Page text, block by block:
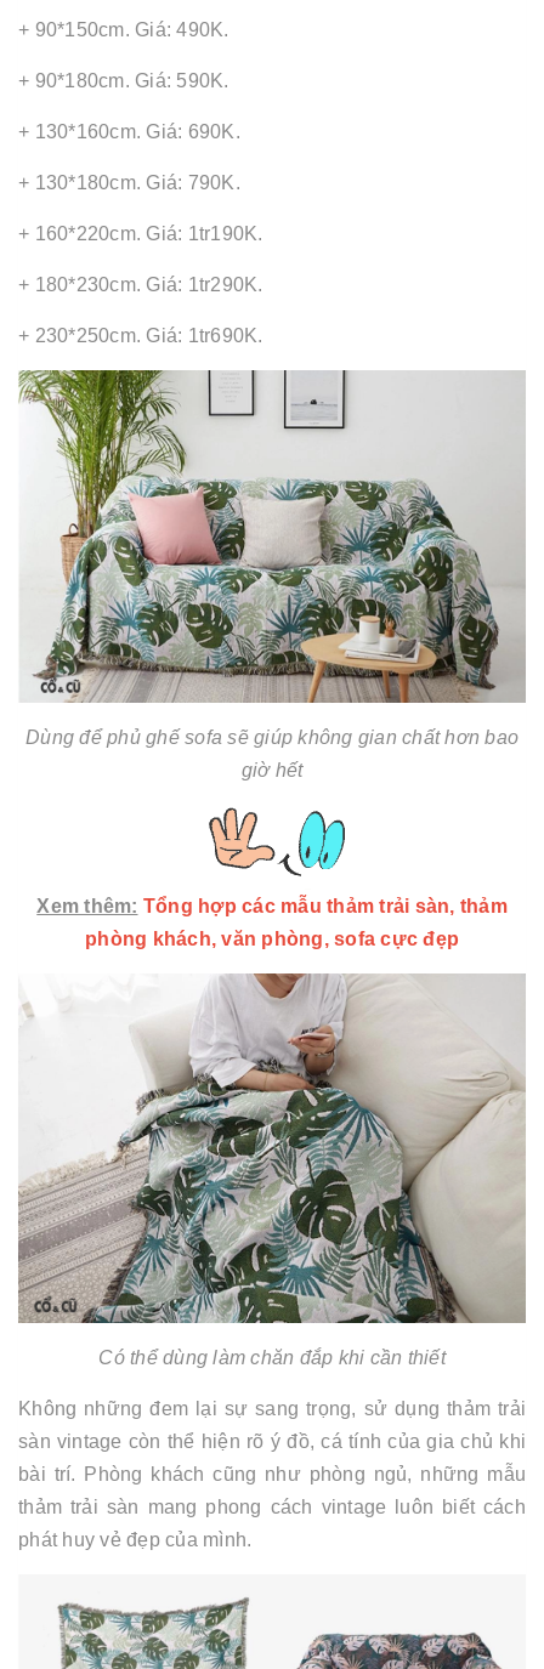
+ 90*150cm. Giá: 490K.
+ 90*180cm. Giá: 590K.
+ 130*160cm. Giá: 690K.
+ 130*180cm. Giá: 790K.
+ 160*220cm. Giá: 1tr190K.
+ 180*230cm. Giá: 1tr290K.
+ 230*250cm. Giá: 1tr690K.
Dùng để phủ ghế sofa sẽ giúp không gian chất hơn bao
giờ hết
Xem thêm: Tổng hợp các mẫu thảm trải sàn, thảm
phòng khách, văn phòng, sofa cực đẹp
Có thể dùng làm chăn đắp khi cần thiết
Không những đem lại sự sang trọng, sử dụng thảm trải
sàn vintage còn thể hiện rõ ý đồ, cá tính của gia chủ khi
bài trí. Phòng khách cũng như phòng ngủ, những mẫu
thảm trải sàn mang phong cách vintage luôn biết cách
phát huy vẻ đẹp của mình.